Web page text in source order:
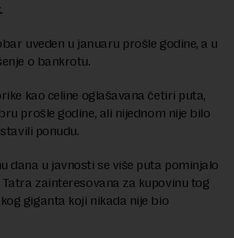
uveden u januaru prošle godine, a u
o bankrotu.
kao celine oglašavana četiri puta,
prošle godine, ali nijednom nije bilo
ponudu.
dana u javnosti se više puta pominjalo
zainteresovana za kupovinu tog
giganta koji nikada nije bio